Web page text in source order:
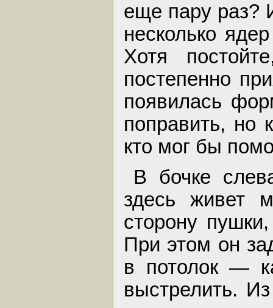
еще пару раз?
несколько
Хотя
постепенно
появилась
поправить, но
кто мог бы
В бочке
здесь живет
сторону
При этом он
в потолок —
выстрелить.